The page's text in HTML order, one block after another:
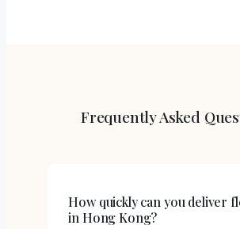
Frequently Asked
How quickly can you deliver
in Hong Kong?